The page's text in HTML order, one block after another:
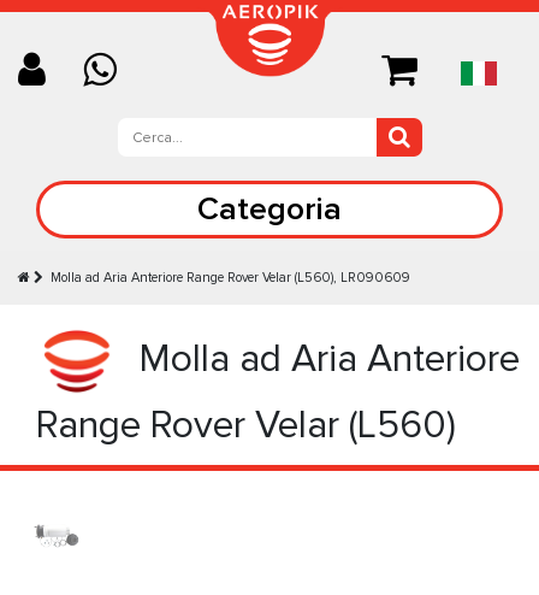
Categoria
Molla ad Aria Anteriore Range Rover Velar (L560), LR090609
Molla ad Aria Anteriore
Range Rover Velar (L560)